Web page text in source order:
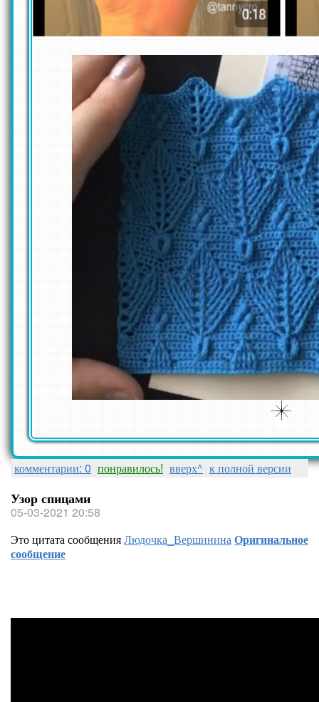
комментарии: 0 понравилось! вверх^ к полной версии
Узор спицами
05-03-2021 20:58
Это цитата сообщенияЛюдочка_Вершинина Оригинальное
сообщение